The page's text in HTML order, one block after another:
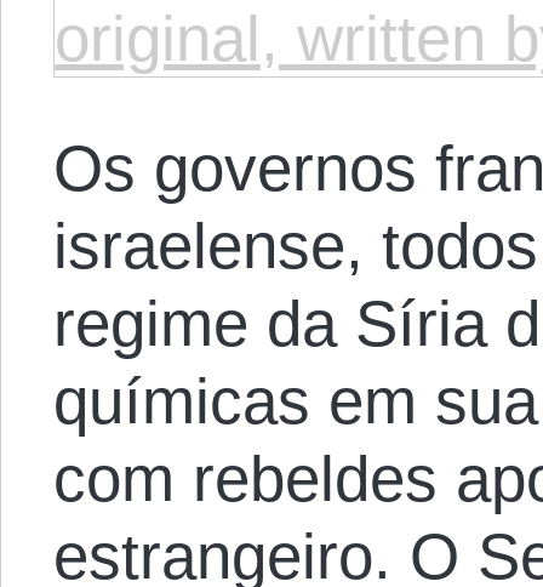
original, written
Os governos
israelense,
regime da Síria
químicas em
com rebeldes
estrangeiro. O